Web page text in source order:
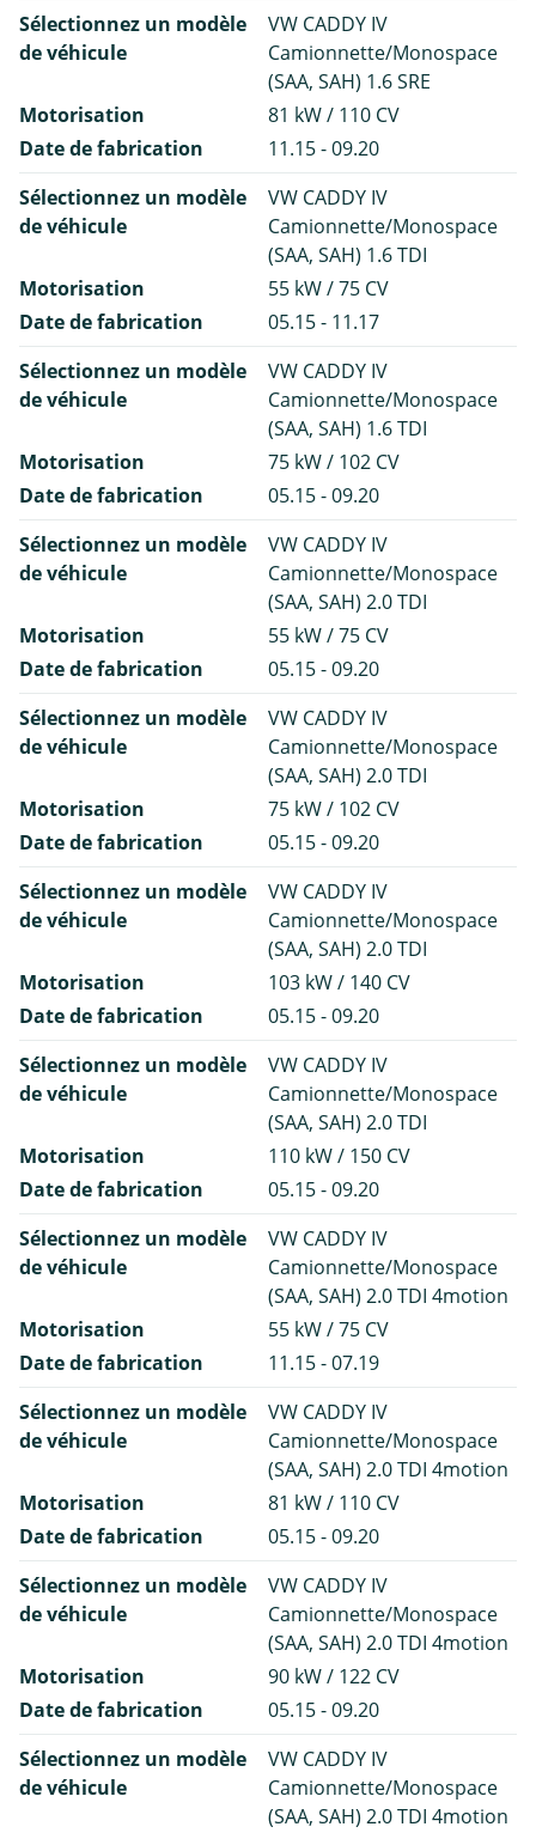
Sélectionnez un modèle
de véhicule
VW CADDY IV
Camionnette/Monospace
(SAA, SAH) 1.6 SRE
Motorisation
81 kW / 110 CV
Date de fabrication
11.15 - 09.20
Sélectionnez un modèle
de véhicule
VW CADDY IV
Camionnette/Monospace
(SAA, SAH) 1.6 TDI
Motorisation
55 kW / 75 CV
Date de fabrication
05.15 - 11.17
Sélectionnez un modèle
de véhicule
VW CADDY IV
Camionnette/Monospace
(SAA, SAH) 1.6 TDI
Motorisation
75 kW / 102 CV
Date de fabrication
05.15 - 09.20
Sélectionnez un modèle
de véhicule
VW CADDY IV
Camionnette/Monospace
(SAA, SAH) 2.0 TDI
Motorisation
55 kW / 75 CV
Date de fabrication
05.15 - 09.20
Sélectionnez un modèle
de véhicule
VW CADDY IV
Camionnette/Monospace
(SAA, SAH) 2.0 TDI
Motorisation
75 kW / 102 CV
Date de fabrication
05.15 - 09.20
Sélectionnez un modèle
de véhicule
VW CADDY IV
Camionnette/Monospace
(SAA, SAH) 2.0 TDI
Motorisation
103 kW / 140 CV
Date de fabrication
05.15 - 09.20
Sélectionnez un modèle
de véhicule
VW CADDY IV
Camionnette/Monospace
(SAA, SAH) 2.0 TDI
Motorisation
110 kW / 150 CV
Date de fabrication
05.15 - 09.20
Sélectionnez un modèle
de véhicule
VW CADDY IV
Camionnette/Monospace
(SAA, SAH) 2.0 TDI 4motion
Motorisation
55 kW / 75 CV
Date de fabrication
11.15 - 07.19
Sélectionnez un modèle
de véhicule
VW CADDY IV
Camionnette/Monospace
(SAA, SAH) 2.0 TDI 4motion
Motorisation
81 kW / 110 CV
Date de fabrication
05.15 - 09.20
Sélectionnez un modèle
de véhicule
VW CADDY IV
Camionnette/Monospace
(SAA, SAH) 2.0 TDI 4motion
Motorisation
90 kW / 122 CV
Date de fabrication
05.15 - 09.20
Sélectionnez un modèle
de véhicule
VW CADDY IV
Camionnette/Monospace
(SAA, SAH) 2.0 TDI 4motion